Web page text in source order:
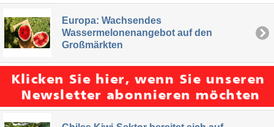
Europa: Wachsendes
Wassermelonenangebot auf den
Großmärkten